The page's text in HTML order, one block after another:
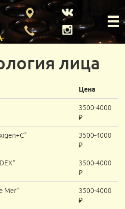
лица
Цена
3500-4000
₽
3500-4000
₽
3500-4000
₽
Mer"
3500-4000
₽